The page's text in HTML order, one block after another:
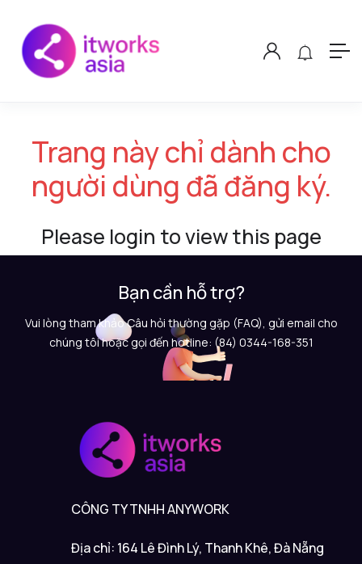
Trang này chỉ dành cho
người dùng đã đăng ký.
Please login to view this page
Bạn cần hỗ trợ?
Vui lòng tham khảo Câu hỏi thường gặp (FAQ), gửi email cho
chúng tôi hoặc gọi đến hotline: (84) 0344-168-351
CÔNG TY TNHH ANYWORK
Địa chỉ: 164 Lê Đình Lý, Thanh Khê, Đà Nẵng